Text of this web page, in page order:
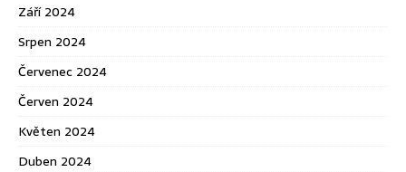
Září 2024
Srpen 2024
Červenec 2024
Červen 2024
Květen 2024
Duben 2024